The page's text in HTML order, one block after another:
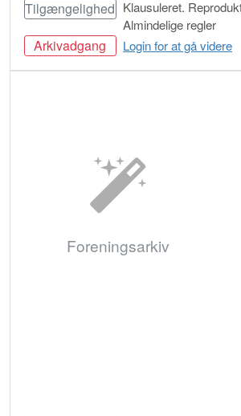
Tilgængelighed Klausuleret.
Almindelige regler
Arkivadgang Login for at gå videre
Bestil
Foreningsarkiv